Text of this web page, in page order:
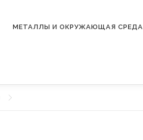
МЕТАЛЛЫ И ОКРУЖАЮЩАЯ СРЕДА